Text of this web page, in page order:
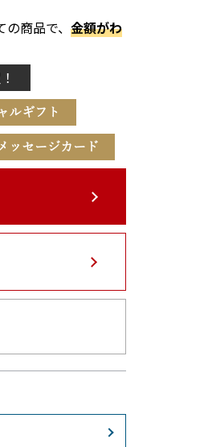
商品で、 金額がわ
ルギフト
メッセージカード